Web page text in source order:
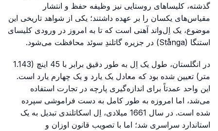
گذشته، کلیساهای روستایی نیز وظیفه حفظ و انتشار
مقیاس‌های یکسان را بر عهده داشتند؛ یکی از شواهد تاریخی این
موضوع، یک اِل‌واند آهنی است که تا به امروز در ورودی کلیسای
استنگا (Stånga) در جزیره گاتلندِ سوئد محافظت می‌شود.
در انگلستان، طول یک اِل به طور دقیق برابر با 45 اینچ (1.143
متر) تعیین شده بود که معادل یک یارد و یک چهارم یارد است.
این واحد عمدتاً برای اندازه‌گیری پارچه در تجارت استفاده
می‌شد، اما امروزه به طور کامل به دست فراموشی سپرده
شده است. در سال 1661 میلادی، اِل اسکاتلندی تبدیل به یک
استاندارد سراسری شد؛ اما با تصویب قانون اوزان و